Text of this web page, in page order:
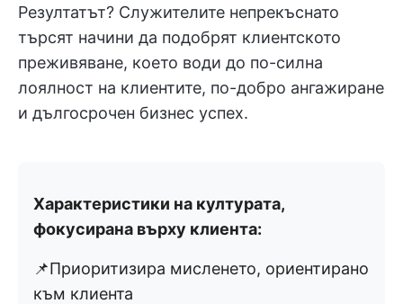
Резултатът? Служителите непрекъснато
търсят начини да подобрят клиентското
преживяване, което води до по-силна
лоялност на клиентите, по-добро ангажиране
и дългосрочен бизнес успех.
Характеристики на културата,
фокусирана върху клиента:
📌Приоритизира мисленето, ориентирано
към клиента